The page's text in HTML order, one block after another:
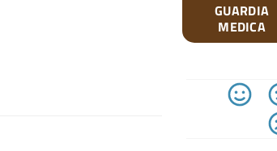
GUARDIA
MEDICA